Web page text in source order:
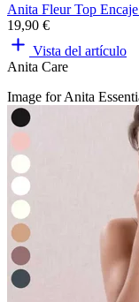
Anita Fleur Top
19,90 €
Vista del artículo
Anita Care
Image for Anita